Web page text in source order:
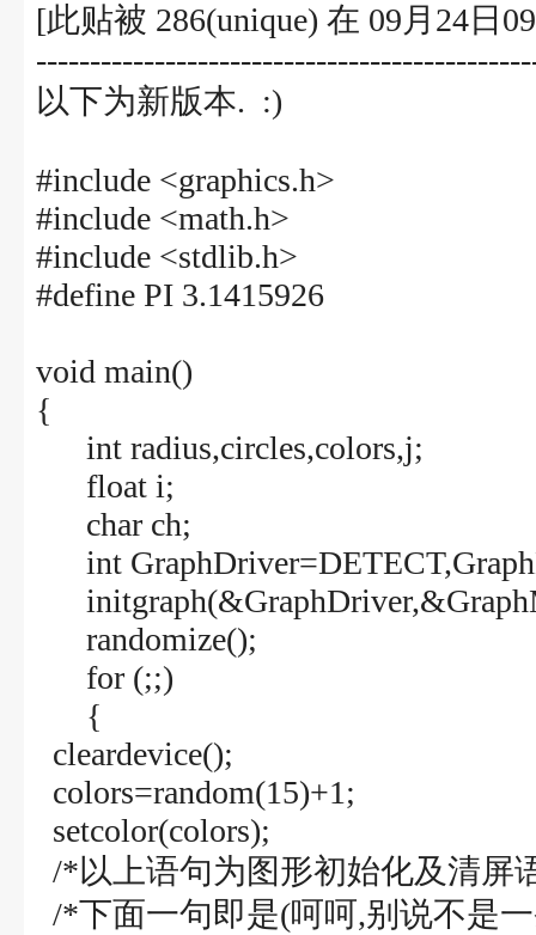
[此贴被 286(unique) 在 09月24日
以下为新版本. :)
#include <graphics.h>
#include <math.h>
#include <stdlib.h>
#define PI 3.1415926
void main()
{
int radius,circles,colors,j;
float i;
char ch;
int
randomize();
for (;;)
{
cleardevice();
colors=random(15)+1;
setcolor(colors);
/*以上语句为图形初始化及清屏
/*下面一句即是(呵呵,别说不是